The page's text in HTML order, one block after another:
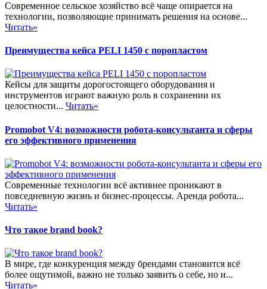
Современное сельское хозяйство всё чаще опирается на
технологии, позволяющие принимать решения на основе...
Читать»
Преимущества кейса PELI 1450 с поропластом
Кейсы для защиты дорогостоящего оборудования и
инструментов играют важную роль в сохранении их
целостности... Читать»
Promobot V4: возможности робота-консультанта и сферы
его эффективного применения
Современные технологии всё активнее проникают в
повседневную жизнь и бизнес-процессы. Аренда робота...
Читать»
Что такое brand book?
В мире, где конкуренция между брендами становится всё
более ощутимой, важно не только заявить о себе, но и...
Читать»